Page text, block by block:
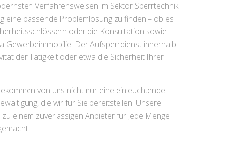
Verfahrensweisen im Sektor Sperrtechnik
eine passende Problemlösung zu finden – ob es
oder die Konsultation sowie
Gewerbeimmobilie. Der Aufsperrdienst innerhalb
der Tätigkeit oder etwa die Sicherheit Ihrer
von uns nicht nur eine einleuchtende
die wir für Sie bereitstellen. Unsere
einem zuverlässigen Anbieter für jede Menge